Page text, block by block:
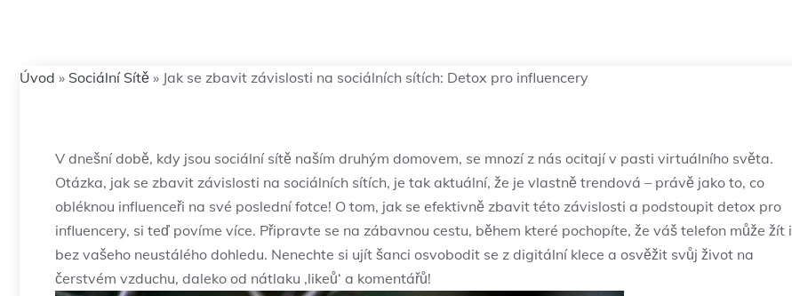
Úvod » Sociální Sítě » Jak se zbavit závislosti na sociálních sítích: Detox pro influencery
V dnešní době, kdy ‌jsou sociální sítě naším druhým domovem, se​ mnozí z​ nás ocitají v pasti virtuálního světa.
Otázka, jak se zbavit závislosti na sociálních‌ sítích,‌ je tak aktuální,‍ že ⁤je⁣ vlastně trendová – právě ⁤jako to, co⁤
obléknou​ influenceři na své poslední⁤ fotce!⁤ O tom, ⁢jak se ⁢efektivně zbavit ‌této závislosti a⁣ podstoupit⁣ detox pro
influencery, ‍si teď povíme více. Připravte se na zábavnou⁢ cestu, ​během⁤ které pochopíte, že váš telefon může žít i
bez vašeho neustálého dohledu. Nenechte si ujít šanci osvobodit se⁣ z digitální klece⁢ a osvěžit ‌svůj život na
čerstvém‌ vzduchu, daleko od​ nátlaku ‚likeů‘ ​a komentářů!